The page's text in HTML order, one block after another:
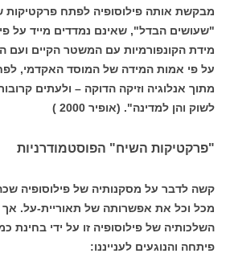
מבקשת אותה פילוסופיה לפתח
"שעושים הבדל", שאינם נמדדים מייד על
מידת הקונפורמיות עם המשטר הקיים ועם
על פי אמות המידה של המוסד האקדמי,
מתוך אנלוגיה וזיקה הדוקה – ולעתים
לשוק והן למדינה". (אופיר 2000 )
"פרקטיקות השיח" הפוסטמודרניות
קשה לדבר על מסקנותיה של פילוסופיה
מכל וכל את אפשרותה של תאוריית-על. אך
השלכותיה של פילוסופיה זו על ידי בחינת
פיתחה והנוגעים לענייננו: